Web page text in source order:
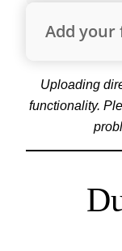
Add your
Uploading
functionality.